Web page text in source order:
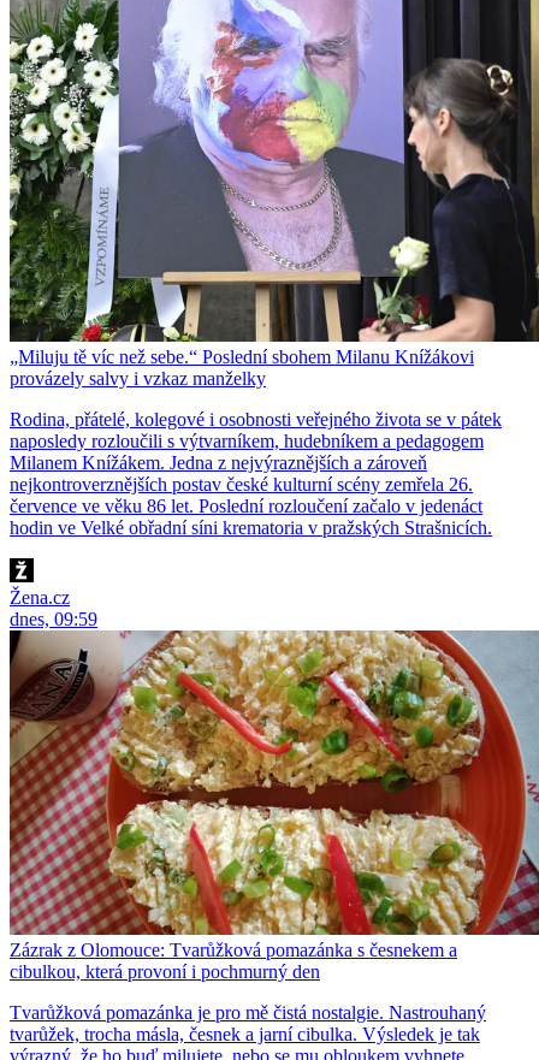
„Miluju tě víc než sebe.“ Poslední sbohem Milanu Knížákovi
provázely salvy i vzkaz manželky
Rodina, přátelé, kolegové i osobnosti veřejného života se v pátek
naposledy rozloučili s výtvarníkem, hudebníkem a pedagogem
Milanem Knížákem. Jedna z nejvýraznějších a zároveň
nejkontroverznějších postav české kulturní scény zemřela 26.
července ve věku 86 let. Poslední rozloučení začalo v jedenáct
hodin ve Velké obřadní síni krematoria v pražských Strašnicích.
Žena.cz
dnes, 09:59
Zázrak z Olomouce: Tvarůžková pomazánka s česnekem a
cibulkou, která provoní i pochmurný den
Tvarůžková pomazánka je pro mě čistá nostalgie. Nastrouhaný
tvarůžek, trocha másla, česnek a jarní cibulka. Výsledek je tak
výrazný, že ho buď milujete, nebo se mu obloukem vyhnete.